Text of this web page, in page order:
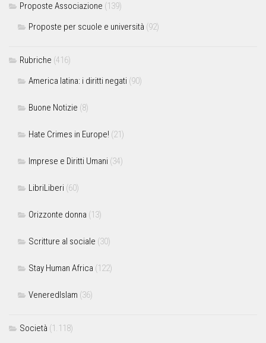
Proposte Associazione (139)
Proposte per scuole e università (92)
Rubriche (416)
America latina: i diritti negati (90)
Buone Notizie (8)
Hate Crimes in Europe! (21)
Imprese e Diritti Umani (34)
LibriLiberi (60)
Orizzonte donna (13)
Scritture al sociale (30)
Stay Human Africa (122)
VeneredIslam (36)
Società (1.118)